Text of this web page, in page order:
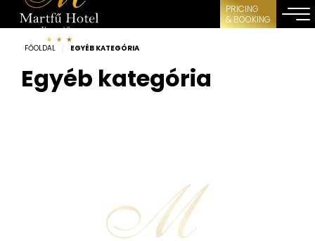
PRICING
& BOOKING
FŐOLDAL / EGYÉB KATEGÓRIA
Egyéb kategória